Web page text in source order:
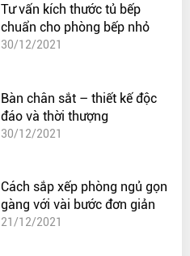
Tư vấn kích thước tủ bếp
chuẩn cho phòng bếp nhỏ
30/12/2021
Bàn chân sắt – thiết kế độc
đáo và thời thượng
30/12/2021
Cách sắp xếp phòng ngủ gọn
gàng với vài bước đơn giản
21/12/2021